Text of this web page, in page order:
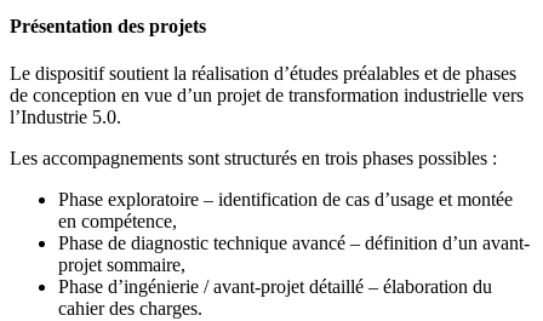
Présentation des projets
Le dispositif soutient la réalisation d’études préalables et de phases
de conception en vue d’un projet de transformation industrielle vers
l’Industrie 5.0.
Les accompagnements sont structurés en trois phases possibles :
Phase exploratoire – identification de cas d’usage et montée
en compétence,
Phase de diagnostic technique avancé – définition d’un avant-
projet sommaire,
Phase d’ingénierie / avant-projet détaillé – élaboration du
cahier des charges.